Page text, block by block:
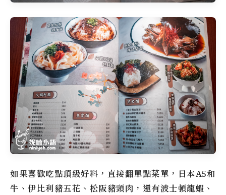
如果喜歡吃點頂級好料，直接翻單點菜單，日本A5和
牛、伊比利豬五花、松阪豬頸肉，還有波士頓龍蝦、